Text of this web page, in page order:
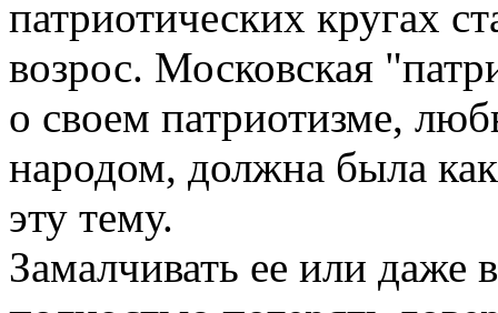
патриотических кругах
возрос. Московская
о своем патриотизме,
народом, должна была
эту тему.
Замалчивать ее или даже